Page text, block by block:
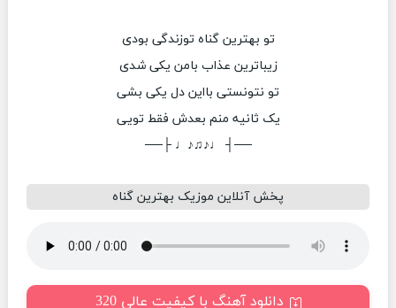
تو بهترین گناه توزندگی بودی
زیباترین عذاب بامن یکی شدی
تو نتونستی بااین دل یکی بشی
یک ثانیه منم بعدش فقط تویی
──┤ ♩♪♫♪♩ ├──
پخش آنلاین موزیک بهترین گناه
دانلود آهنگ با کیفیت عالی 320